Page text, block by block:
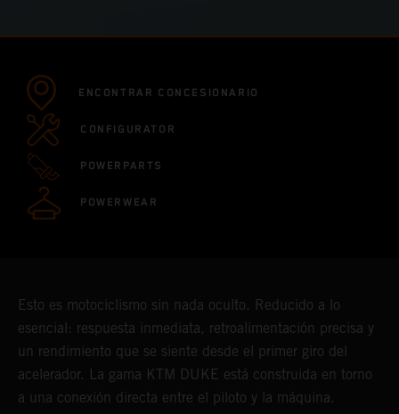
ENCONTRAR CONCESIONARIO
CONFIGURATOR
POWERPARTS
POWERWEAR
Esto es motociclismo sin nada oculto. Reducido a lo
esencial: respuesta inmediata, retroalimentación precisa y
un rendimiento que se siente desde el primer giro del
acelerador. La gama KTM DUKE está construida en torno
a una conexión directa entre el piloto y la máquina.